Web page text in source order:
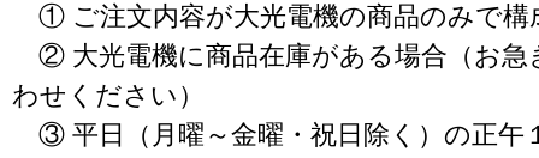
① ご注文内容が大光電機の商品のみで構
② 大光電機に商品在庫がある場合（お急
わせください）
③ 平日（月曜～金曜・祝日除く）の正午